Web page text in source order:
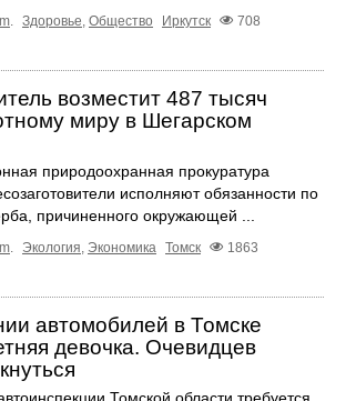
. Здоровье, Общество Иркутск
708
возместит 487 тысяч
миру в Шегарском
природоохранная прокуратура
исполняют обязанности по
причиненного окружающей ...
. Экология, Экономика Томск
1863
автомобилей в Томске
девочка. Очевидцев